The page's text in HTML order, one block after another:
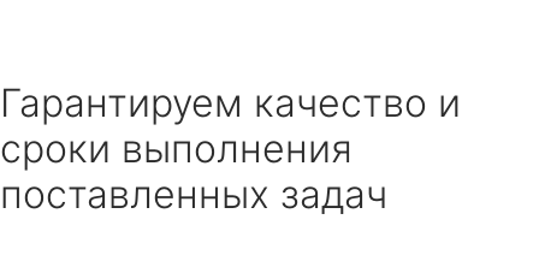
Гарантируем качество и
сроки выполнения
поставленных задач